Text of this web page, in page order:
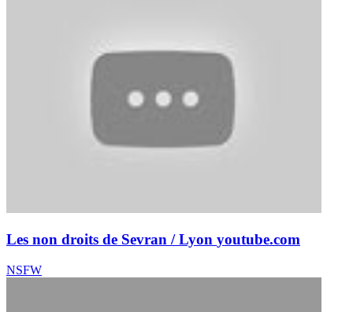
Les non droits de Sevran / Lyon youtube.com
NSFW